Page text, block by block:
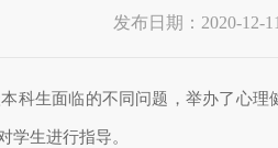
发布日期：2020-12-
本科生面临的不同问题，举办了心理
学生进行指导。